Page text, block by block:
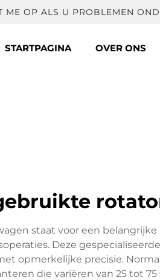
ME OP ALS U PROBLEMEN
STARTPAGINA OVER ONS
staat voor een
Deze
opmerkelijke precisie.
die variëren van 25 tot